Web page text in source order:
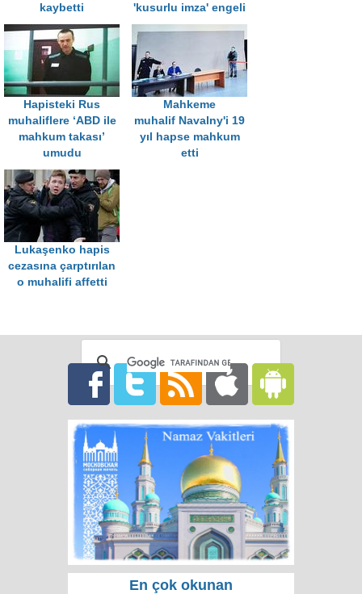
kaybetti
'kusurlu imza' engeli
Hapisteki Rus
muhaliflere ‘ABD ile
mahkum takası’
umudu
Mahkeme
muhalif Navalny'i 19
yıl hapse mahkum
etti
Lukaşenko hapis
cezasına çarptırılan
o muhalifi affetti
En çok okunan